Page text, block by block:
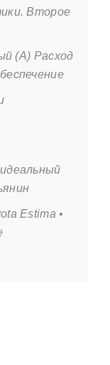
Второе
(A) Расход
Estima •